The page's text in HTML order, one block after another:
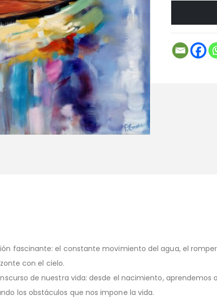
fascinante: el constante movimiento del agua, el
con el cielo.
de nuestra vida: desde el nacimiento, aprendemos
los obstáculos que nos impone la vida.